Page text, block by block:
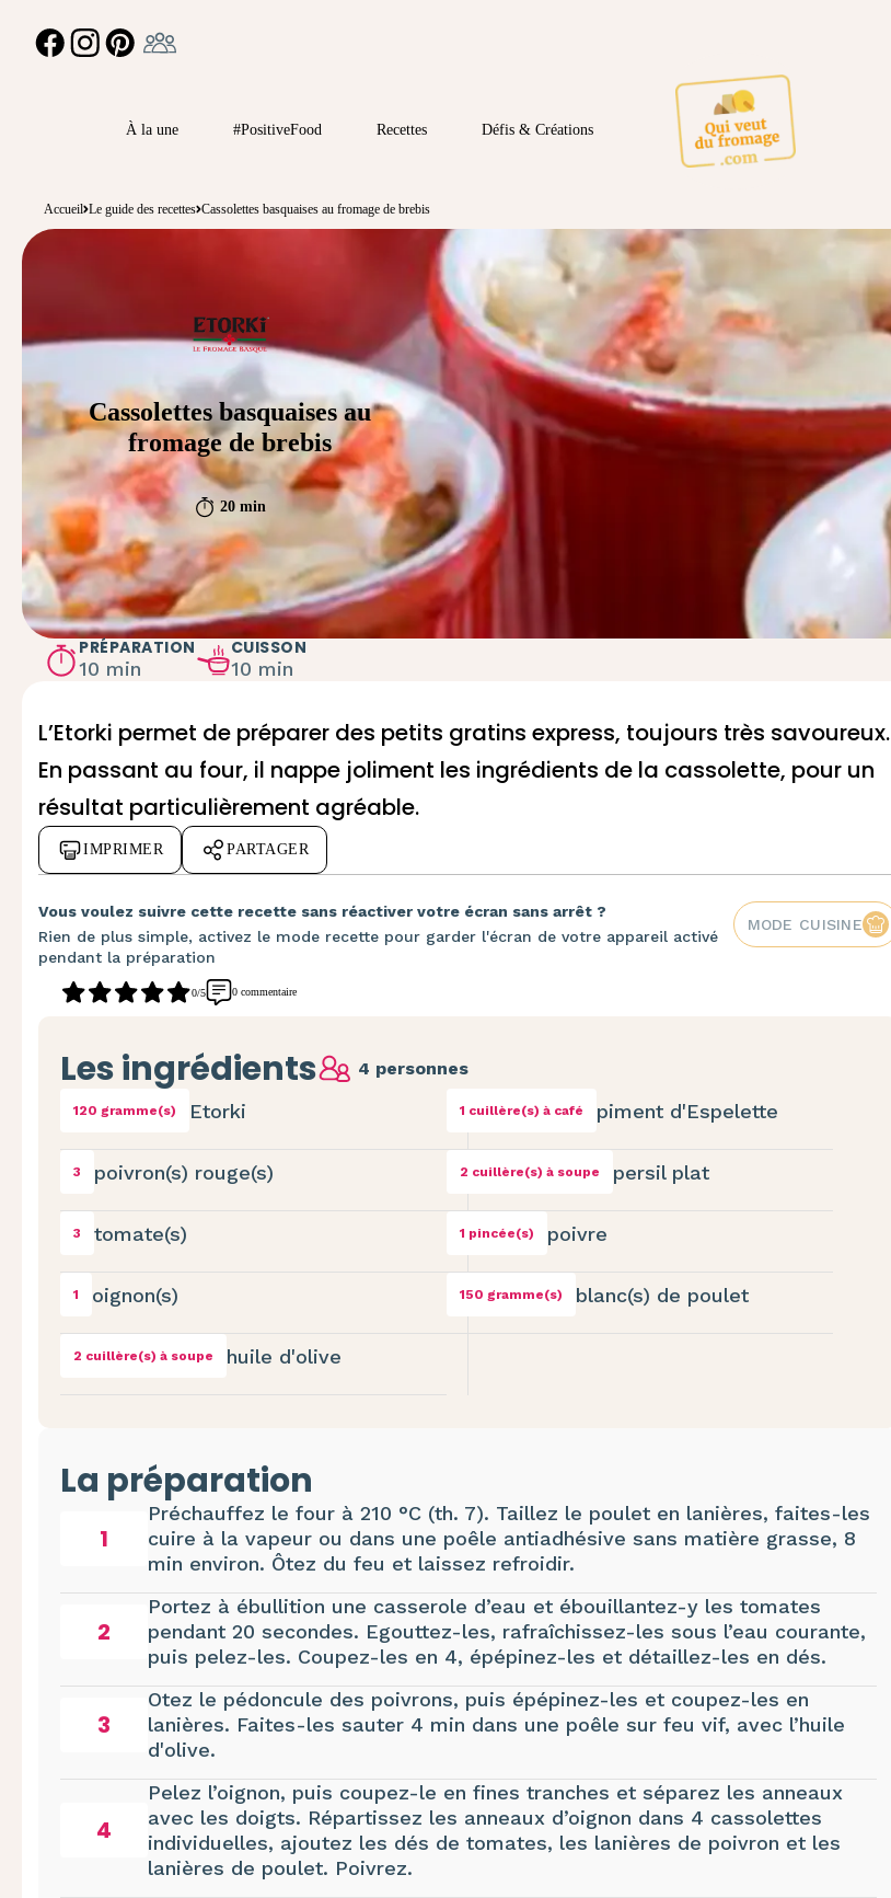
FACEBOOKINSTAGRAMPINTEREST
À la une #PositiveFood Recettes Défis & Créations
Accueil Le guide des recettes Cassolettes basquaises au fromage de brebis
Cassolettes basquaises au
fromage de brebis
20 min
PRÉPARATION
10 min
CUISSON
10 min
L’Etorki permet de préparer des petits gratins express, toujours très savoureux.
En passant au four, il nappe joliment les ingrédients de la cassolette, pour un
résultat particulièrement agréable.
IMPRIMER PARTAGER
Vous voulez suivre cette recette sans réactiver votre écran sans arrêt ?
Rien de plus simple, activez le mode recette pour garder l'écran de votre appareil activé
pendant la préparation
MODE CUISINE
0/5 0 commentaire
Les ingrédients 4 personnes
120 gramme(s) Etorki
3 poivron(s) rouge(s)
3 tomate(s)
1 oignon(s)
2 cuillère(s) à soupe huile d'olive
1 cuillère(s) à café piment d'Espelette
2 cuillère(s) à soupe persil plat
1 pincée(s) poivre
150 gramme(s) blanc(s) de poulet
La préparation
1
Préchauffez le four à 210 °C (th. 7). Taillez le poulet en lanières, faites-les
cuire à la vapeur ou dans une poêle antiadhésive sans matière grasse, 8
min environ. Ôtez du feu et laissez refroidir.
2
Portez à ébullition une casserole d’eau et ébouillantez-y les tomates
pendant 20 secondes. Egouttez-les, rafraîchissez-les sous l’eau courante,
puis pelez-les. Coupez-les en 4, épépinez-les et détaillez-les en dés.
3
Otez le pédoncule des poivrons, puis épépinez-les et coupez-les en
lanières. Faites-les sauter 4 min dans une poêle sur feu vif, avec l’huile
d'olive.
4
Pelez l’oignon, puis coupez-le en fines tranches et séparez les anneaux
avec les doigts. Répartissez les anneaux d’oignon dans 4 cassolettes
individuelles, ajoutez les dés de tomates, les lanières de poivron et les
lanières de poulet. Poivrez.